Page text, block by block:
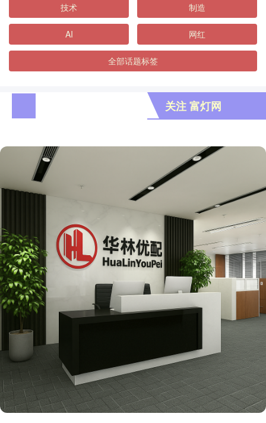
技术 制造
AI 网红
全部话题标签
关注 富灯网